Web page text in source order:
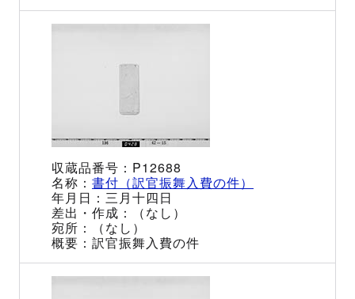
P12688
書付（訳官振舞入費の件）
三月十四日
（なし）
（なし）
訳官振舞入費の件